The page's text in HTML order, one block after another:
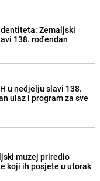
Zemaljski
138. rođendan
u nedjelju slavi 138.
ulaz i program za sve
muzej priredio
koji ih posjete u utorak